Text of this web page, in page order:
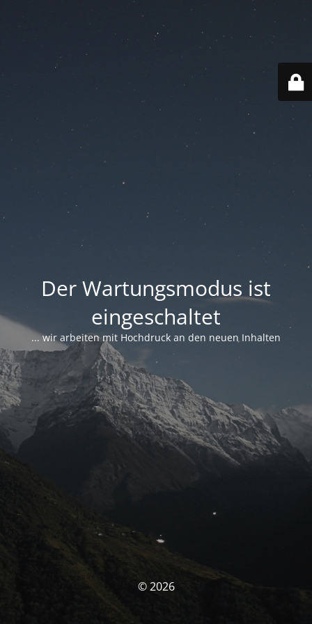
Der Wartungsmodus ist
eingeschaltet
... wir arbeiten mit Hochdruck an den neuen Inhalten
© 2026